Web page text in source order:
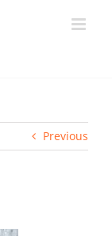
Previous